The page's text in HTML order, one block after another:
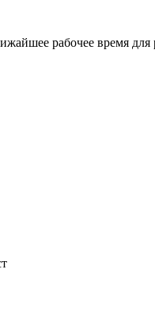
рабочее время